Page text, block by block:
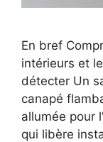
En bref
intérieurs et
détecter Un
canapé
allumée pour
qui libère